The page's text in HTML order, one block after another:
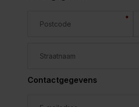
Contactgegevens